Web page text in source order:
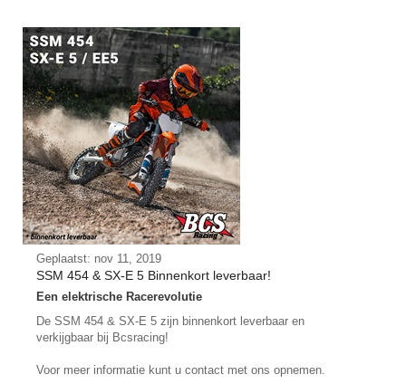
Geplaatst: nov 11, 2019
SSM 454 & SX-E 5 Binnenkort leverbaar!
Een elektrische Racerevolutie
De SSM 454 & SX-E 5 zijn binnenkort leverbaar en
verkijgbaar bij Bcsracing!
Voor meer informatie kunt u contact met ons opnemen.